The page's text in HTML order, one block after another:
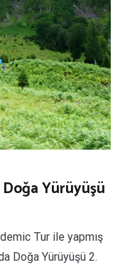
Yürüyüşü
Tur ile yapmış
Doğa Yürüyüşü 2.